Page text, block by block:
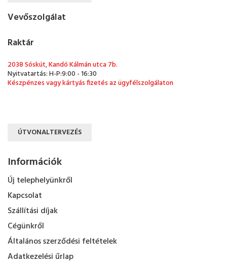
Vevőszolgálat
Raktár
2038 Sóskút, Kandó Kálmán utca 7b.
Nyitvatartás: H-P:9:00 - 16:30
Készpénzes vagy kártyás fizetés az ügyfélszolgálaton
ÚTVONALTERVEZÉS
Információk
Új telephelyünkről
Kapcsolat
Szállítási díjak
Cégünkről
Általános szerződési feltételek
Adatkezelési űrlap